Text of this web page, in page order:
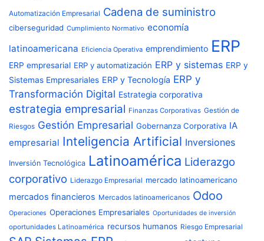
Automatización Empresarial Cadena de suministro
ciberseguridad Cumplimiento Normativo economía
latinoamericana Eficiencia Operativa emprendimiento ERP
ERP empresarial ERP y automatización ERP y sistemas ERP y
Sistemas Empresariales ERP y Tecnología ERP y
Transformación Digital Estrategia corporativa
estrategia empresarial Finanzas Corporativas Gestión de
Riesgos Gestión Empresarial Gobernanza Corporativa IA
empresarial Inteligencia Artificial Inversiones
Inversión Tecnológica Latinoamérica Liderazgo
corporativo Liderazgo Empresarial mercado latinoamericano
mercados financieros Mercados latinoamericanos Odoo
Operaciones Operaciones Empresariales Oportunidades de inversión
oportunidades Latinoamérica recursos humanos Riesgo Empresarial